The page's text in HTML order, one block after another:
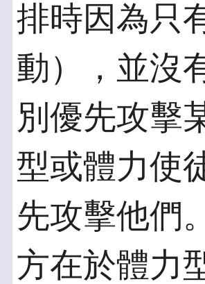
排時因為只
動），並沒
別優先攻擊
型或體力使
先攻擊他們
方在於體力